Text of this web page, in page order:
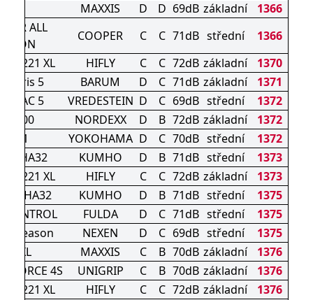
MAXXIS D D 69dB základní
1366
ALL
COOPER C C 71dB střední
1366
221 XL
HIFLY C C 72dB základní
1370
5
BARUM D C 71dB základní
1371
5
VREDESTEIN D C 69dB střední
1372
NORDEXX D B 72dB základní
1372
AW21
YOKOHAMA D C 70dB střední
1372
HA32
KUMHO D B 71dB střední
1373
221 XL
HIFLY C C 72dB základní
1373
4S HA32
KUMHO D B 71dB střední
1375
FULDA D C 71dB střední
1375
4Season
NEXEN D C 69dB střední
1375
XL
MAXXIS C B 70dB základní
1376
FORCE 4S
UNIGRIP C B 70dB základní
1376
221 XL
HIFLY C C 72dB základní
1376